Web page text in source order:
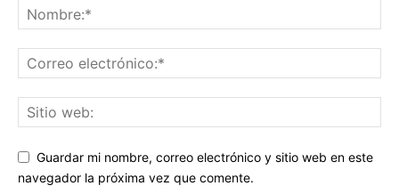
Guardar mi nombre, correo electrónico y sitio web en este
navegador la próxima vez que comente.